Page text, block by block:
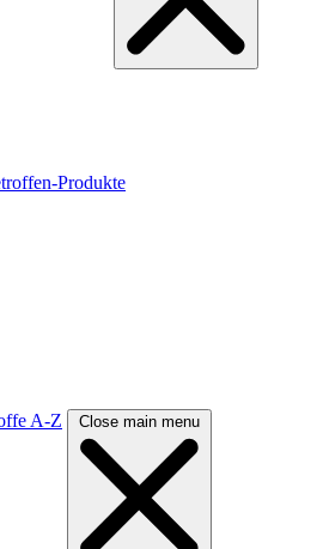
Produkte
A-Z Close main menu